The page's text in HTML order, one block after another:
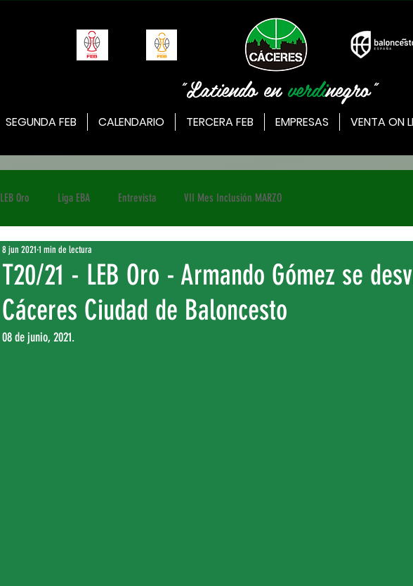
"Latiendo enverdinegro"
SEGUNDA FEB CALENDARIO TERCERA FEB EMPRESAS VENTA ON
LEB Oro Liga EBA Entrevista VII Mes Inclusión MARZO
T20/21 - LEB Oro - Armando Gómez se
Cáceres Ciudad de Baloncesto
8 jun 2021 1 min de lectura
08 de junio, 2021.